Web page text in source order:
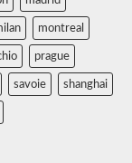
montreal
prague
savoie shanghai